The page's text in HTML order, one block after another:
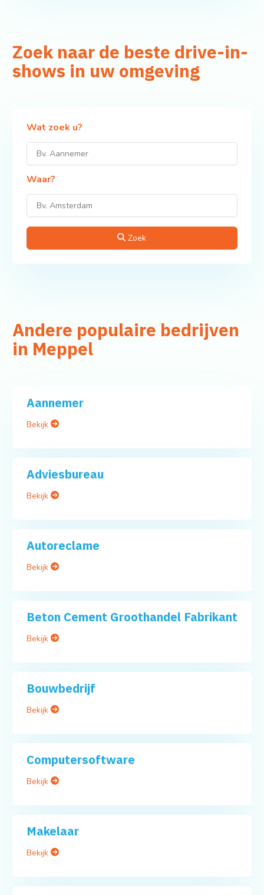
Zoek naar de beste drive-in-
shows in uw omgeving
Wat zoek u?
Waar?
Zoek
Andere populaire bedrijven
in Meppel
Aannemer
Bekijk
Adviesbureau
Bekijk
Autoreclame
Bekijk
Beton Cement Groothandel Fabrikant
Bekijk
Bouwbedrijf
Bekijk
Computersoftware
Bekijk
Makelaar
Bekijk